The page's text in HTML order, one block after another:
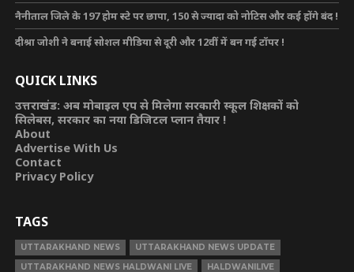
नैनीताल जिले के 197 होम स्टे पर छापा, 150 से ज्यादा को नोटिस और कई होंगे बंद !
दीश्रा जोशी ने बनाई सोशल मीडिया से दूरी और 12वीं में बन गई टॉपर !
QUICK LINKS
उत्तराखंड: अब मोबाइल एप से मिलेगा सरकारी स्कूल शिक्षकों को
सिलेबस, सरकार का नया डिजिटल प्लान तैयार !
About
Advertise With Us
Contact
Privacy Policy
TAGS
UTTARAKHAND NEWS
UTTARAKHAND NEWS UPDATE
UTTARAKHAND NEWS HALDWANI LIVE
HALDWANILIVE